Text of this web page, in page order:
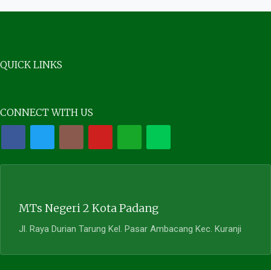
QUICK LINKS
CONNECT WITH US
MTs Negeri 2 Kota Padang
Jl. Raya Durian Tarung Kel. Pasar Ambacang Kec. Kuranji